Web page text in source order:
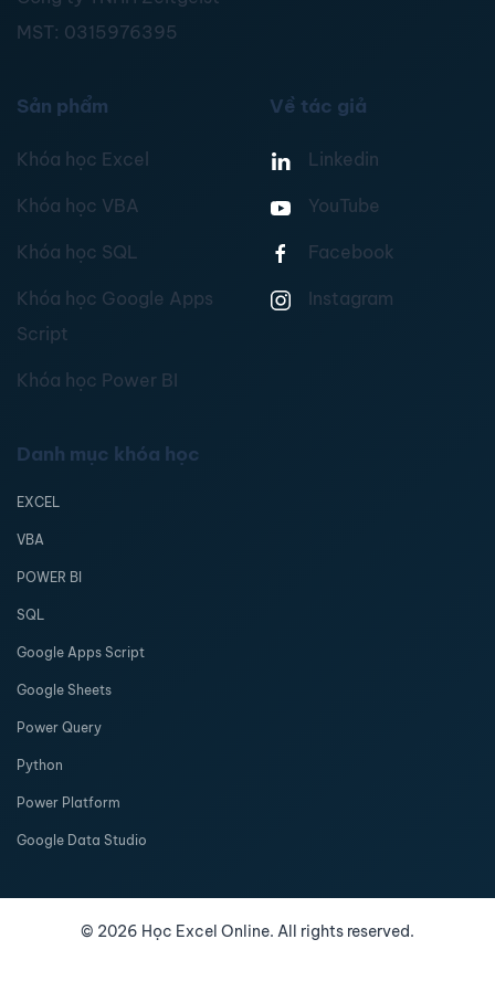
MST: 0315976395
Sản phẩm
Khóa học Excel
Khóa học VBA
Khóa học SQL
Khóa học Google Apps
Script
Khóa học Power BI
Về tác giả
Linkedin
YouTube
Facebook
Instagram
Danh mục khóa học
EXCEL
VBA
POWER BI
SQL
Google Apps Script
Google Sheets
Power Query
Python
Power Platform
Google Data Studio
© 2026 Học Excel Online. All rights reserved.